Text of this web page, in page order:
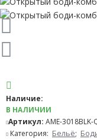
Наличие:
В НАЛИЧИИ
Артикул: AME-3018BLK-
Категория: Бельё;